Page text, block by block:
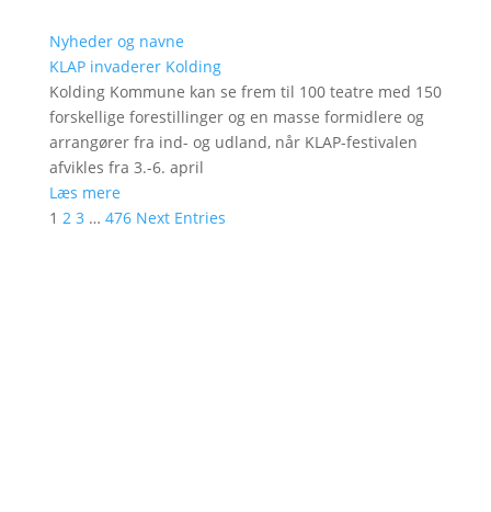
Nyheder og navne
KLAP invaderer Kolding
Kolding Kommune kan se frem til 100 teatre med 150
forskellige forestillinger og en masse formidlere og
arrangører fra ind- og udland, når KLAP-festivalen
afvikles fra 3.-6. april
Læs mere
1 2 3 … 476 Next Entries